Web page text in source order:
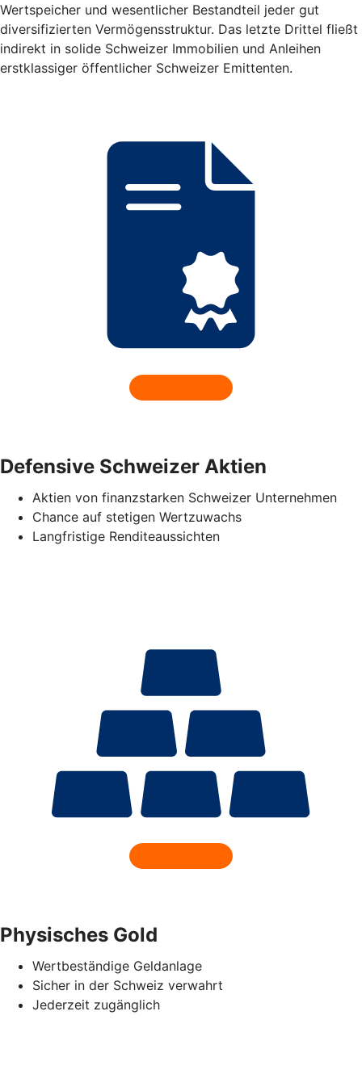
Wertspeicher und wesentlicher Bestandteil jeder gut
diversifizierten Vermögensstruktur. Das letzte Drittel fließt
indirekt in solide Schweizer Immobilien und Anleihen
erstklassiger öffentlicher Schweizer Emittenten.
Defensive Schweizer Aktien
Aktien von finanzstarken Schweizer Unternehmen
Chance auf stetigen Wertzuwachs
Langfristige Renditeaussichten
Physisches Gold
Wertbeständige Geldanlage
Sicher in der Schweiz verwahrt
Jederzeit zugänglich